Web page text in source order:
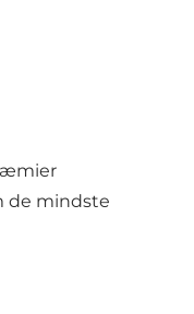
de mindste